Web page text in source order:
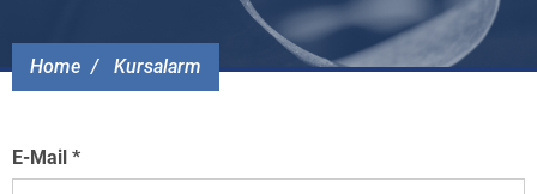
Home Kursalarm
E-Mail